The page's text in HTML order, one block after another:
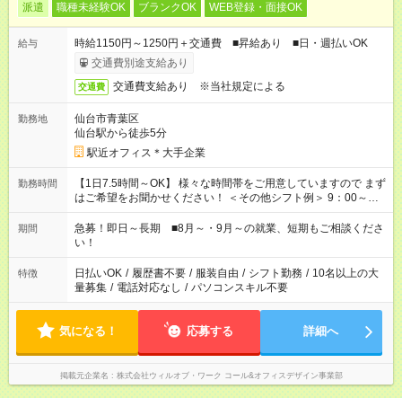
派遣 職種未経験OK ブランクOK WEB登録・面接OK
給与
時給1150円～1250円＋交通費 ■昇給あり ■日・週払いOK
交通費別途支給あり
交通費 交通費支給あり ※当社規定による
勤務地
仙台市青葉区
仙台駅から徒歩5分
駅近オフィス＊大手企業
勤務時間
【1日7.5時間～OK】 様々な時間帯をご用意していますので まず
はご希望をお聞かせください！ ＜その他シフト例＞ 9：00～
17：00 11：00～20：00 などなど！その他のお時間もOKです！
期間
急募！即日～長期 ■8月～・9月～の就業、短期もご相談くださ
い！
特徴 日払いOK / 履歴書不要 / 服装自由 / シフト勤務 / 10名以上の大
量募集 / 電話対応なし / パソコンスキル不要
気になる！ 応募する 詳細へ
掲載元企業名 株式会社ウィルオブ・ワーク コール&オフィスデザイン事業部